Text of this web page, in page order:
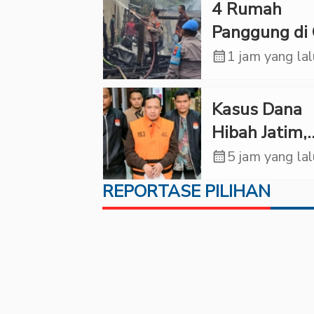
‎4 Rumah
Panggung di
Ludes
Rp1 Miliar
calendar_month1 jam yang
Kasus Dana
Hibah Jatim,
Siliwangi:
Punya
Jawab Etik-
calendar_month5 jam yang
REPORTASE PILIHAN